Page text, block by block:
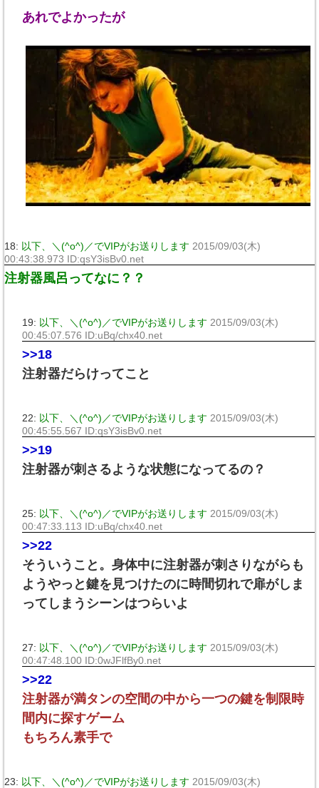
あれでよかったが
18: 以下、＼(^o^)／でVIPがお送りします 2015/09/03(木)
00:43:38.973 ID:qsY3isBv0.net
注射器風呂ってなに？？
19: 以下、＼(^o^)／でVIPがお送りします 2015/09/03(木)
00:45:07.576 ID:uBq/chx40.net
>>18
注射器だらけってこと
22: 以下、＼(^o^)／でVIPがお送りします 2015/09/03(木)
00:45:55.567 ID:qsY3isBv0.net
>>19
注射器が刺さるような状態になってるの？
25: 以下、＼(^o^)／でVIPがお送りします 2015/09/03(木)
00:47:33.113 ID:uBq/chx40.net
>>22
そういうこと。身体中に注射器が刺さりながらも
ようやっと鍵を見つけたのに時間切れで扉がしま
ってしまうシーンはつらいよ
27: 以下、＼(^o^)／でVIPがお送りします 2015/09/03(木)
00:47:48.100 ID:0wJFlfBy0.net
>>22
注射器が満タンの空間の中から一つの鍵を制限時
間内に探すゲーム
もちろん素手で
23: 以下、＼(^o^)／でVIPがお送りします 2015/09/03(木)